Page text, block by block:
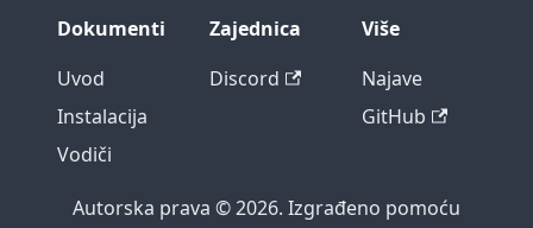
Dokumenti
Uvod
Instalacija
Vodiči
Zajednica
Discord
Više
Najave
GitHub
Autorska prava © 2026. Izgrađeno pomoću